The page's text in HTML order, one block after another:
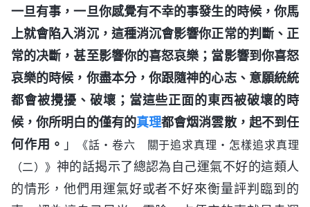
一旦有事，一旦你感覺有不幸的事發生的時候，你馬
上就會陷入消沉，這種消沉會影響你正常的判斷、正
常的决斷，甚至影響你的喜怒哀樂；當影響到你喜怒
哀樂的時候，你盡本分，你跟隨神的心志、意願統統
都會被攪擾、破壞；當這些正面的東西被破壞的時
候，你所明白的僅有的真理都會烟消雲散，起不到任
何作用。 」
《話・卷六 關于追求真理・怎樣追求真理
（二）》 神的話揭示了總認為自己運氣不好的這類人
的情形，他們用運氣好或者不好來衡量評判臨到的